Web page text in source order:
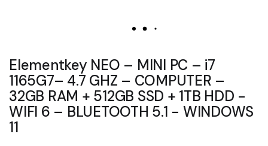
Elementkey NEO – MINI PC – i7
1165G7– 4.7 GHZ – COMPUTER –
32GB RAM + 512GB SSD + 1TB HDD -
WIFI 6 – BLUETOOTH 5.1 - WINDOWS
11